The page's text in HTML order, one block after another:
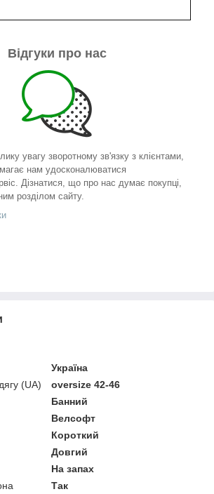
Відгуки про нас
увагу зворотному зв'язку з клієнтами,
нам удосконалюватися
Дізнатися, що про нас думає покупці,
розділом сайту.
Україна
(UA)
oversize 42-46
Банний
Велсофт
Короткий
Довгий
На запах
Так